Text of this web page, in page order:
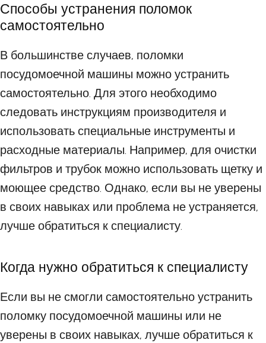
Способы устранения поломок
самостоятельно
В большинстве случаев, поломки
посудомоечной машины можно устранить
самостоятельно. Для этого необходимо
следовать инструкциям производителя и
использовать специальные инструменты и
расходные материалы. Например, для очистки
фильтров и трубок можно использовать щетку и
моющее средство. Однако, если вы не уверены
в своих навыках или проблема не устраняется,
лучше обратиться к специалисту.
Когда нужно обратиться к специалисту
Если вы не смогли самостоятельно устранить
поломку посудомоечной машины или не
уверены в своих навыках, лучше обратиться к